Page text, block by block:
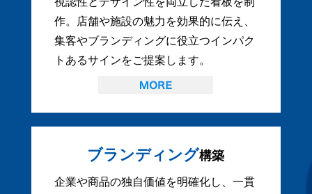
作。店舗や施設の魅力を効果的に伝え、
集客やブランディングに役立つインパク
トあるサインをご提案します。
ブランディング構築
企業や商品の独自価値を明確化し、一貫